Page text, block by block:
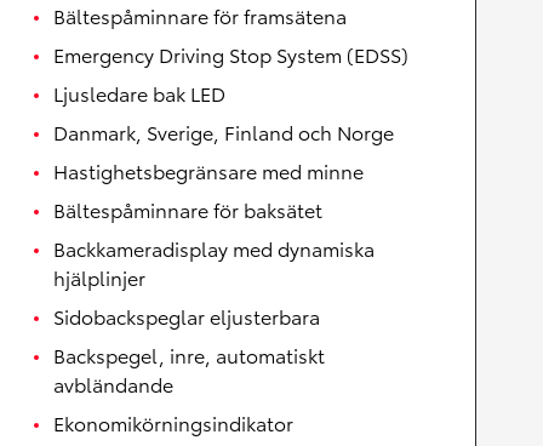
Bältespåminnare för framsätena
Emergency Driving Stop System (EDSS)
Ljusledare bak LED
Danmark, Sverige, Finland och Norge
Hastighetsbegränsare med minne
Bältespåminnare för baksätet
Backkameradisplay med dynamiska
hjälplinjer
Sidobackspeglar eljusterbara
Backspegel, inre, automatiskt
avbländande
Ekonomikörningsindikator